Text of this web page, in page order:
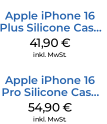
Apple iPhone 16
Plus Silicone Case
MagSafe Stone
Gray
41,90 €
inkl. MwSt.
Apple iPhone 16
Pro Silicone Case
MagSafe Black
54,90 €
inkl. MwSt.